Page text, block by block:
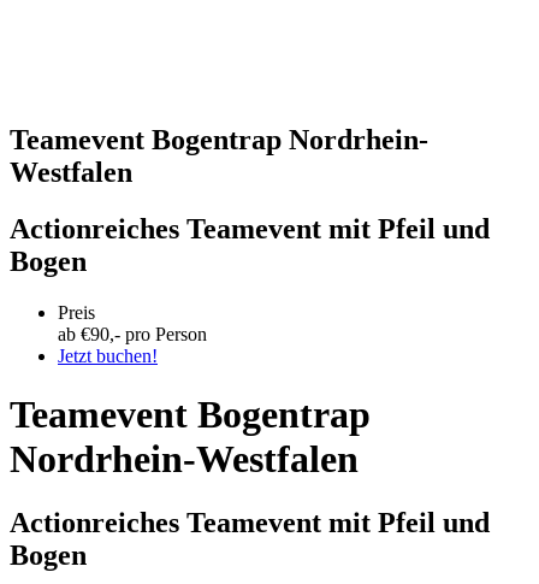
Teamevent Bogentrap Nordrhein-
Westfalen
Actionreiches Teamevent mit Pfeil und
Bogen
Preis
ab €90,- pro Person
Jetzt buchen!
Teamevent Bogentrap
Nordrhein-Westfalen
Actionreiches Teamevent mit Pfeil und
Bogen